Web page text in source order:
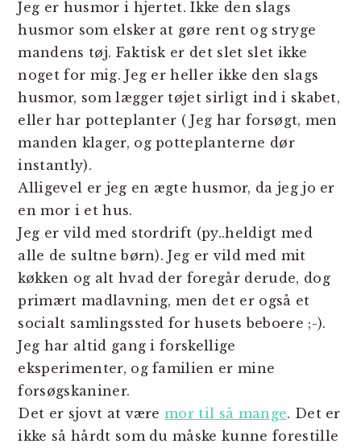
Jeg er husmor i hjertet. Ikke den slags
husmor som elsker at gøre rent og stryge
mandens tøj. Faktisk er det slet slet ikke
noget for mig. Jeg er heller ikke den slags
husmor, som lægger tøjet sirligt ind i skabet,
eller har potteplanter ( Jeg har forsøgt, men
manden klager, og potteplanterne dør
instantly).
Alligevel er jeg en ægte husmor, da jeg jo er
en mor i et hus.
Jeg er vild med stordrift (py..heldigt med
alle de sultne børn). Jeg er vild med mit
køkken og alt hvad der foregår derude, dog
primært madlavning, men det er også et
socialt samlingssted for husets beboere ;-).
Jeg har altid gang i forskellige
eksperimenter, og familien er mine
forsøgskaniner.
Det er sjovt at væremor til så mange. Det er
ikke så hårdt som du måske kunne forestille